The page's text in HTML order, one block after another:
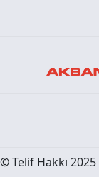
© Telif Hakkı 2025